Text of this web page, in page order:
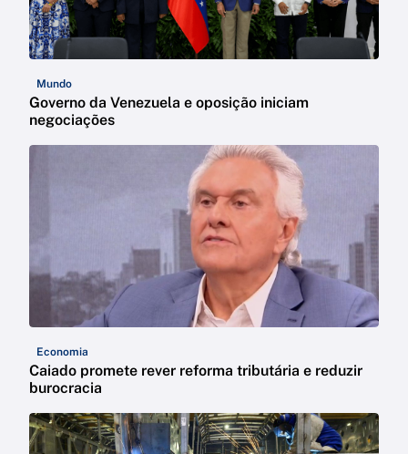
Mundo
Governo da Venezuela e oposição iniciam
negociações
Economia
Caiado promete rever reforma tributária e reduzir
burocracia